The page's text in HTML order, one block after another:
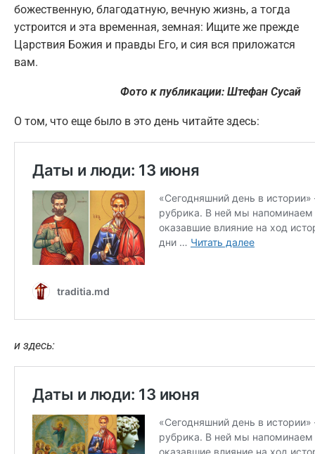
божественную, благодатную, вечную жизнь, а тогда
устроится и эта временная, земная: Ищите же прежде
Царствия Божия и правды Его, и сия вся приложатся
вам.
Фото к публикации: Штефан Сусай
О том, что еще было в это день читайте здесь:
и здесь: